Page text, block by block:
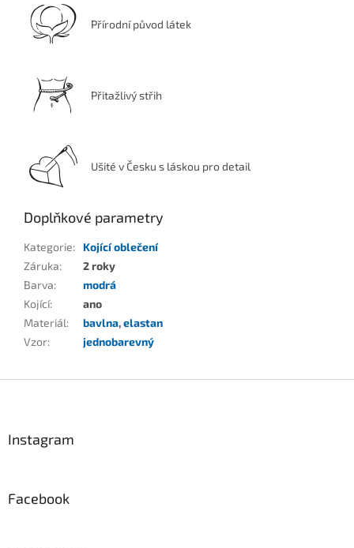
Přírodní původ látek
Přitažlivý střih
Ušité v Česku s láskou pro detail
Doplňkové parametry
Kategorie:
Kojící oblečení
Záruka:
2 roky
Barva:
modrá
Kojící:
ano
Materiál: bavlna,elastan
Vzor: jednobarevný
Instagram
Facebook